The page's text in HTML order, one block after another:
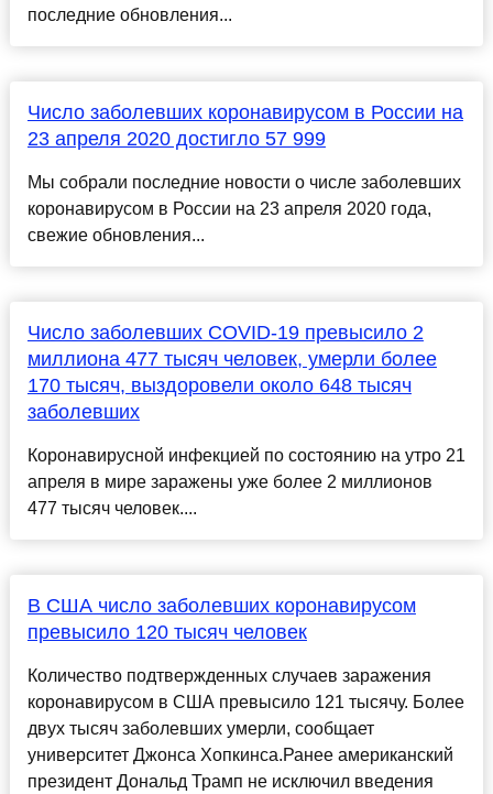
последние обновления...
Число заболевших коронавирусом в России на
23 апреля 2020 достигло 57 999
Мы собрали последние новости о числе заболевших
коронавирусом в России на 23 апреля 2020 года,
свежие обновления...
Число заболевших COVID-19 превысило 2
миллиона 477 тысяч человек, умерли более
170 тысяч, выздоровели около 648 тысяч
заболевших
Коронавирусной инфекцией по состоянию на утро 21
апреля в мире заражены уже более 2 миллионов
477 тысяч человек....
В США число заболевших коронавирусом
превысило 120 тысяч человек
Количество подтвержденных случаев заражения
коронавирусом в США превысило 121 тысячу. Более
двух тысяч заболевших умерли, сообщает
университет Джонса Хопкинса.Ранее американский
президент Дональд Трамп не исключил введения